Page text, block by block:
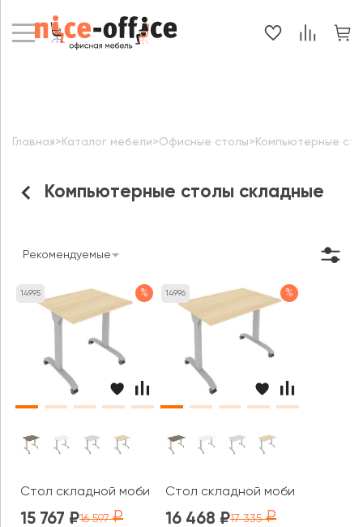
Компьютерные столы складные
Главная> Каталог мебели>Офисные столы> Компьютерные
Рекомендуемые
14995 %
Стол складной мобильный 800x650x757 Мобайл
15 767 16 597
14996 %
Стол складной мобильный
16 468 17 335